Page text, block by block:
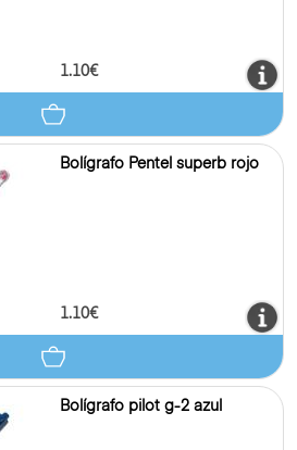
1.10€
Bolígrafo Pentel superb rojo
1.10€
Bolígrafo pilot g-2 azul